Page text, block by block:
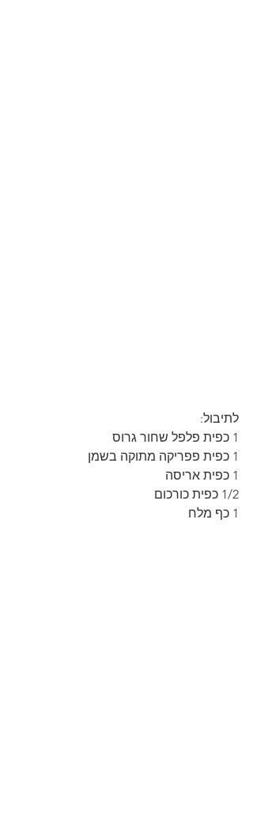
לתיבול:
1 כפית פלפל שחור גרוס
1 כפית פפריקה מתוקה בשמן
1 כפית אריסה
1/2 כפית כורכום
1 כף מלח